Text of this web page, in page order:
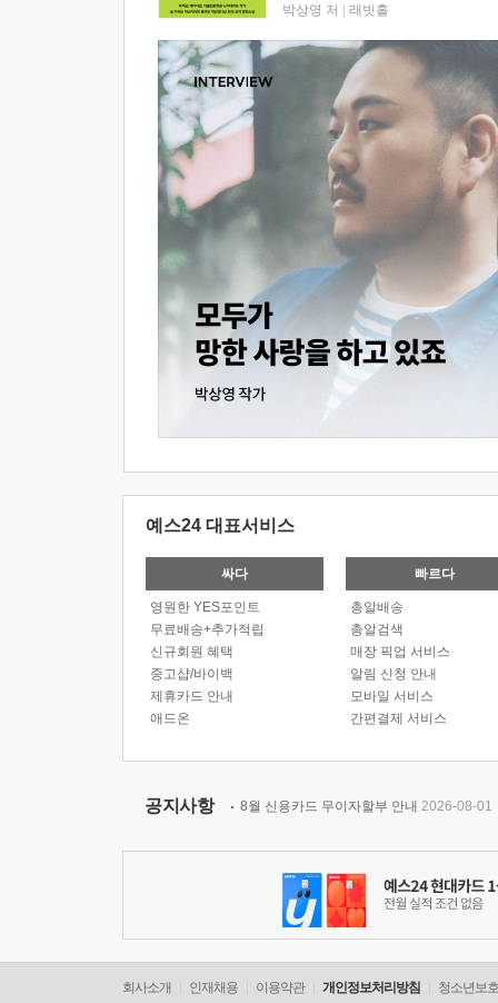
박상영 저 래빗홀
예스24 대표서비스
싸다
영원한 YES포인트
무료배송+추가적립
신규회원 혜택
중고샵/바이백
제휴카드 안내
애드온
빠르다
총알배송
총알검색
매장 픽업 서비스
알림 신청 안내
모바일 서비스
간편결제 서비스
공지사항 8월 신용카드 무이자할부 안내 2026-08-01
회사소개 인재채용 이용약관 개인정보처리방침 청소년보